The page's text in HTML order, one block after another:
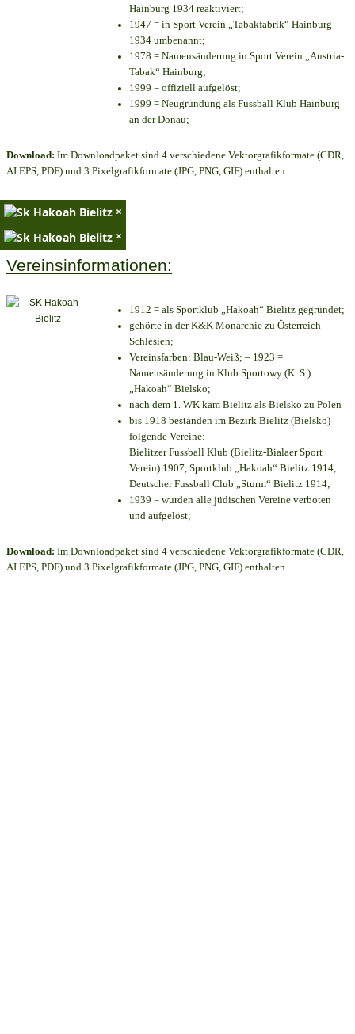
Hainburg 1934 reaktiviert;
1947 = in Sport Verein „Tabakfabrik“ Hainburg
1934 umbenannt;
1978 = Namensänderung in Sport Verein „Austria-
Tabak“ Hainburg;
1999 = offiziell aufgelöst;
1999 = Neugründung als Fussball Klub Hainburg
an der Donau;
Download: Im Downloadpaket sind 4 verschiedene Vektorgrafikformate (CDR,
AI EPS, PDF) und 3 Pixelgrafikformate (JPG, PNG, GIF) enthalten.
×
×
Vereinsinformationen:
1912 = als Sportklub „Hakoah“ Bielitz gegründet;
gehörte in der K&K Monarchie zu Österreich-
Schlesien;
Vereinsfarben: Blau-Weiß; – 1923 =
Namensänderung in Klub Sportowy (K. S.)
„Hakoah“ Bielsko;
nach dem 1. WK kam Bielitz als Bielsko zu Polen
bis 1918 bestanden im Bezirk Bielitz (Bielsko)
folgende Vereine:
Bielitzer Fussball Klub (Bielitz-Bialaer Sport
Verein) 1907, Sportklub „Hakoah“ Bielitz 1914,
Deutscher Fussball Club „Sturm“ Bielitz 1914;
1939 = wurden alle jüdischen Vereine verboten
und aufgelöst;
Download: Im Downloadpaket sind 4 verschiedene Vektorgrafikformate (CDR,
AI EPS, PDF) und 3 Pixelgrafikformate (JPG, PNG, GIF) enthalten.